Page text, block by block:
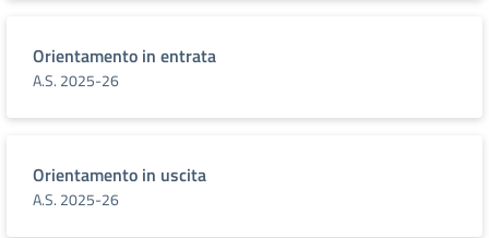
Orientamento in entrata
A.S. 2025-26
Orientamento in uscita
A.S. 2025-26